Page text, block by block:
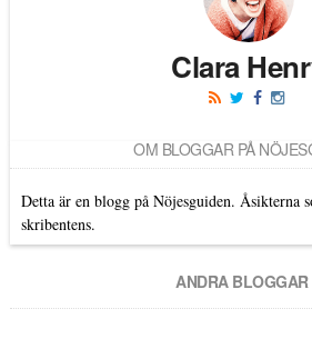
Clara
OM BLOGGAR PÅ
Detta är en blogg på Nöjesguiden. Åsikterna
skribentens.
ANDRA BLOGGAR